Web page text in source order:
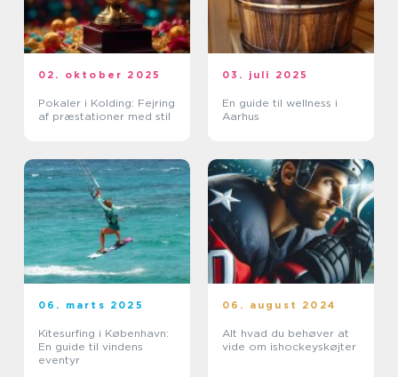
02. oktober 2025
Pokaler i Kolding: Fejring
af præstationer med stil
03. juli 2025
En guide til wellness i
Aarhus
06. marts 2025
Kitesurfing i København:
En guide til vindens
eventyr
06. august 2024
Alt hvad du behøver at
vide om ishockeyskøjter